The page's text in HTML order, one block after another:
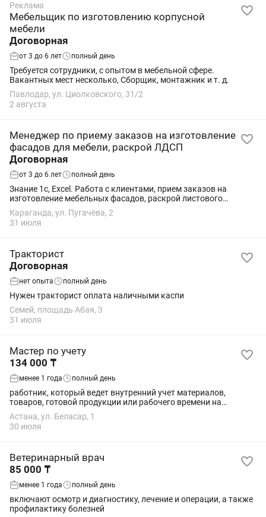
Реклама
Мебельщик по изготовлению корпусной
мебели
Договорная
от 3 до 6 лет полный день
Требуется сотрудники, с опытом в мебельной сфере.
Вакантных мест несколько, Сборщик, монтажник и т. д.
Павлодар, ул. Циолковского, 31/2
2 августа
Менеджер по приему заказов на изготовление
фасадов для мебели, раскрой ЛДСП
Договорная
от 3 до 6 лет полный день
Знание 1с, Excel. Работа с клиентами, прием заказов на
изготовление мебельных фасадов, раскрой листового
материала и на закатку кромки.
Караганда, ул. Пугачёва, 2
31 июля
Тракторист
Договорная
нет опыта полный день
Нужен тракторист оплата наличными каспи
Семей, площадь Абая, 3
31 июля
Мастер по учету
134 000 ₸
менее 1 года полный день
работник, который ведет внутренний учет материалов,
товаров, готовой продукции или рабочего времени на
производстве, складе или в офисе.
Астана, ул. Беласар, 1
30 июля
Ветеринарный врач
85 000 ₸
менее 1 года полный день
включают осмотр и диагностику, лечение и операции, а также
профилактику болезней